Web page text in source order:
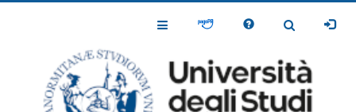
Toggle
Toggle